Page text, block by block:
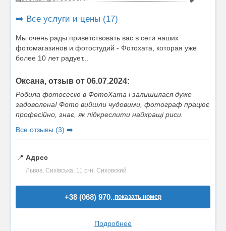
➡️ Все услуги и цены (17)
Мы очень рады приветствовать вас в сети наших
фотомагазинов и фотостудий - Фотохата, которая уже
более 10 лет радует...
Оксана, отзыв от 06.07.2024:
Робила фотосесію в ФотоХата і залишилася дуже
задоволена! Фото вийшли чудовими, фотограф працює
професійно, знає, як підкреслити найкращі риси.
Все отзывы (3) ➡️
📍 Адрес
Львов, Сихівська, 11 р-н. Сиховский
+38 (068) 970..показать номер
Подробнее